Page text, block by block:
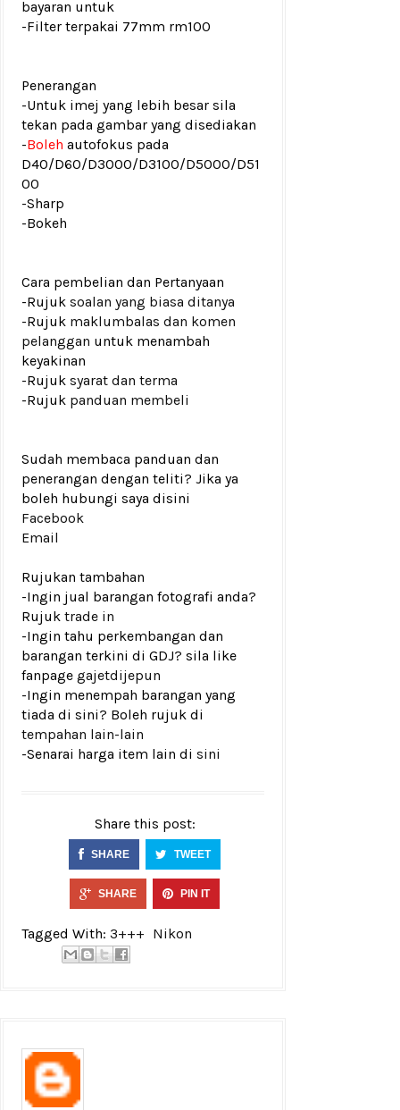
bayaran untuk
-Filter terpakai 77mm rm100
Penerangan
-Untuk imej yang lebih besar sila
tekan pada gambar yang disediakan
-Boleh autofokus pada
D40/D60/D3000/D3100/D5000/D51
00
-Sharp
-Bokeh
Cara pembelian dan Pertanyaan
-Rujuk soalan yang biasa ditanya
-Rujuk maklumbalas dan komen
pelanggan untuk menambah
keyakinan
-Rujuk syarat dan terma
-Rujuk panduan membeli
Sudah membaca panduan dan
penerangan dengan teliti? Jika ya
boleh hubungi saya disini
Facebook
Email
Rujukan tambahan
-Ingin jual barangan fotografi anda?
Rujuk trade in
-Ingin tahu perkembangan dan
barangan terkini di GDJ? sila like
fanpage gajetdijepun
-Ingin menempah barangan yang
tiada di sini? Boleh rujuk di
tempahan lain-lain
-Senarai harga item lain di sini
Share this post:
SHARE TWEET
SHARE PIN IT
Tagged With: 3+++ Nikon